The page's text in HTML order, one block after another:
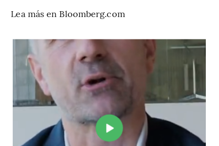
Lea más en Bloomberg.com